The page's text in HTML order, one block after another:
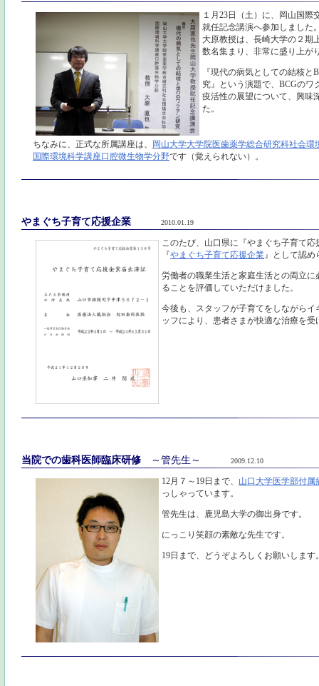
１月23日（土）に、岡山国
就任記念講演へ参加しました
大原教授は、長崎大学の２期
数名集まり、非常に盛り上が
『現代の病気としての結核と
究』という演題で、BCGのワ
疫活性の展望について、興味
た。
ちなみに、正式な所属講座は、
岡山大学大学院医歯薬学総合研究科社会環
国際環境科学講座口腔微生物学分野です（覚えられない）。
やまぐち子育て応援企業 2010.01.19
このたび、山口県に『やまぐち子育て
『やまぐち子育て応援企業』として認め
労働者の職業生活と家庭生活との両立
ることを評価していただけました。
今後も、スタッフが子育てをしながら
ッフにより、患者さまが快適な治療を
当院での歯科医師臨床研修 ～管先生～ 2009.12.10
12月７～19日まで、 山口大学医学部付属
っしゃっています。
管先生は、鹿児島大学の御出身です。
にっこり笑顔の素敵な先生です。
19日まで、どうぞよろしくお願いします